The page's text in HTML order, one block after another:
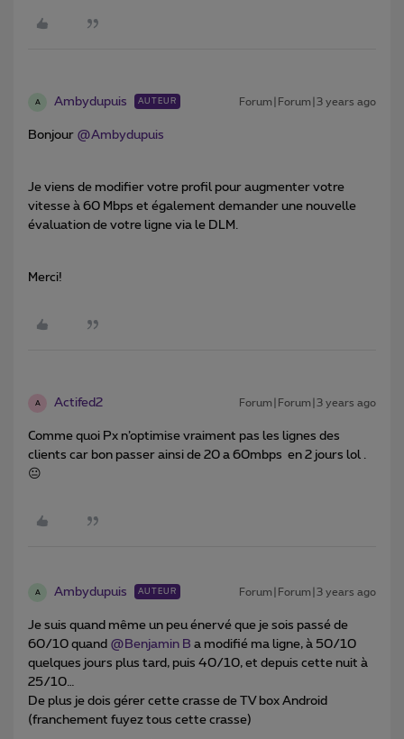
A Ambydupuis AUTEUR Forum|Forum|3 years ago
Bonjour @Ambydupuis
Je viens de modifier votre profil pour augmenter votre
vitesse à 60 Mbps et également demander une nouvelle
évaluation de votre ligne via le DLM.
Merci!
A Actifed2 Forum|Forum|3 years ago
Comme quoi Px n’optimise vraiment pas les lignes des
clients car bon passer ainsi de 20 a 60mbps en 2 jours lol .
😐
A Ambydupuis AUTEUR Forum|Forum|3 years ago
Je suis quand même un peu énervé que je sois passé de
60/10 quand @Benjamin B a modifié ma ligne, à 50/10
quelques jours plus tard, puis 40/10, et depuis cette nuit à
25/10…
De plus je dois gérer cette crasse de TV box Android
(franchement fuyez tous cette crasse)